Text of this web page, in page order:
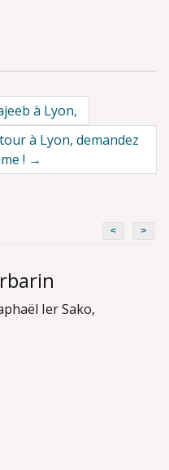
à Lyon,
à Lyon, demandez
! →
< >
Ier Sako,